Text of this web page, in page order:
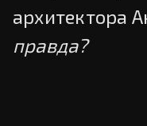
архитектора
правда?